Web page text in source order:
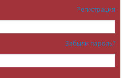
Регистрация
Забыли пароль?